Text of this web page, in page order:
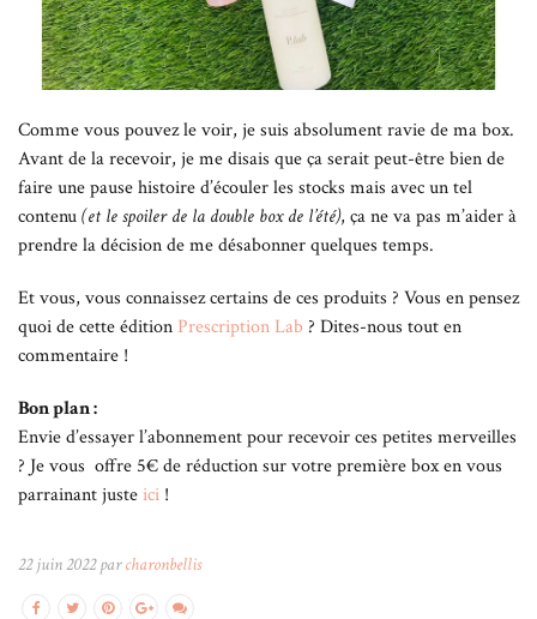
Comme vous pouvez le voir, je suis absolument ravie de ma box.
Avant de la recevoir, je me disais que ça serait peut-être bien de
faire une pause histoire d’écouler les stocks mais avec un tel
contenu(et le spoiler de la double box de l’été), ça ne va pas m’aider à
prendre la décision de me désabonner quelques temps.
Et vous, vous connaissez certains de ces produits ? Vous en pensez
quoi de cette édition Prescription Lab ? Dites-nous tout en
commentaire !
Bon plan :
Envie d’essayer l’abonnement pour recevoir ces petites merveilles
? Je vous offre 5€ de réduction sur votre première box en vous
parrainant justeici !
22 juin 2022 parcharonbellis